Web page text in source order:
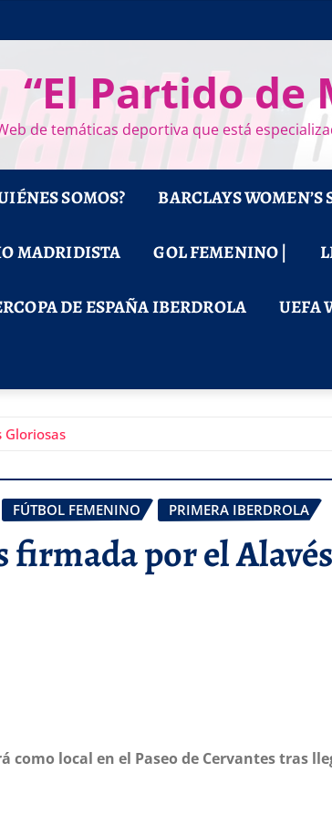
“El Partido de
de temáticas deportiva que está
SOMOS? BARCLAYS WOMEN’S
MADRIDISTA GOL FEMENINO |
DE ESPAÑA IBERDROLA UEFA
Gloriosas
FÚTBOL FEMENINO PRIMERA IBERDROLA
firmada por el Alavés
como local en el Paseo de Cervantes tras